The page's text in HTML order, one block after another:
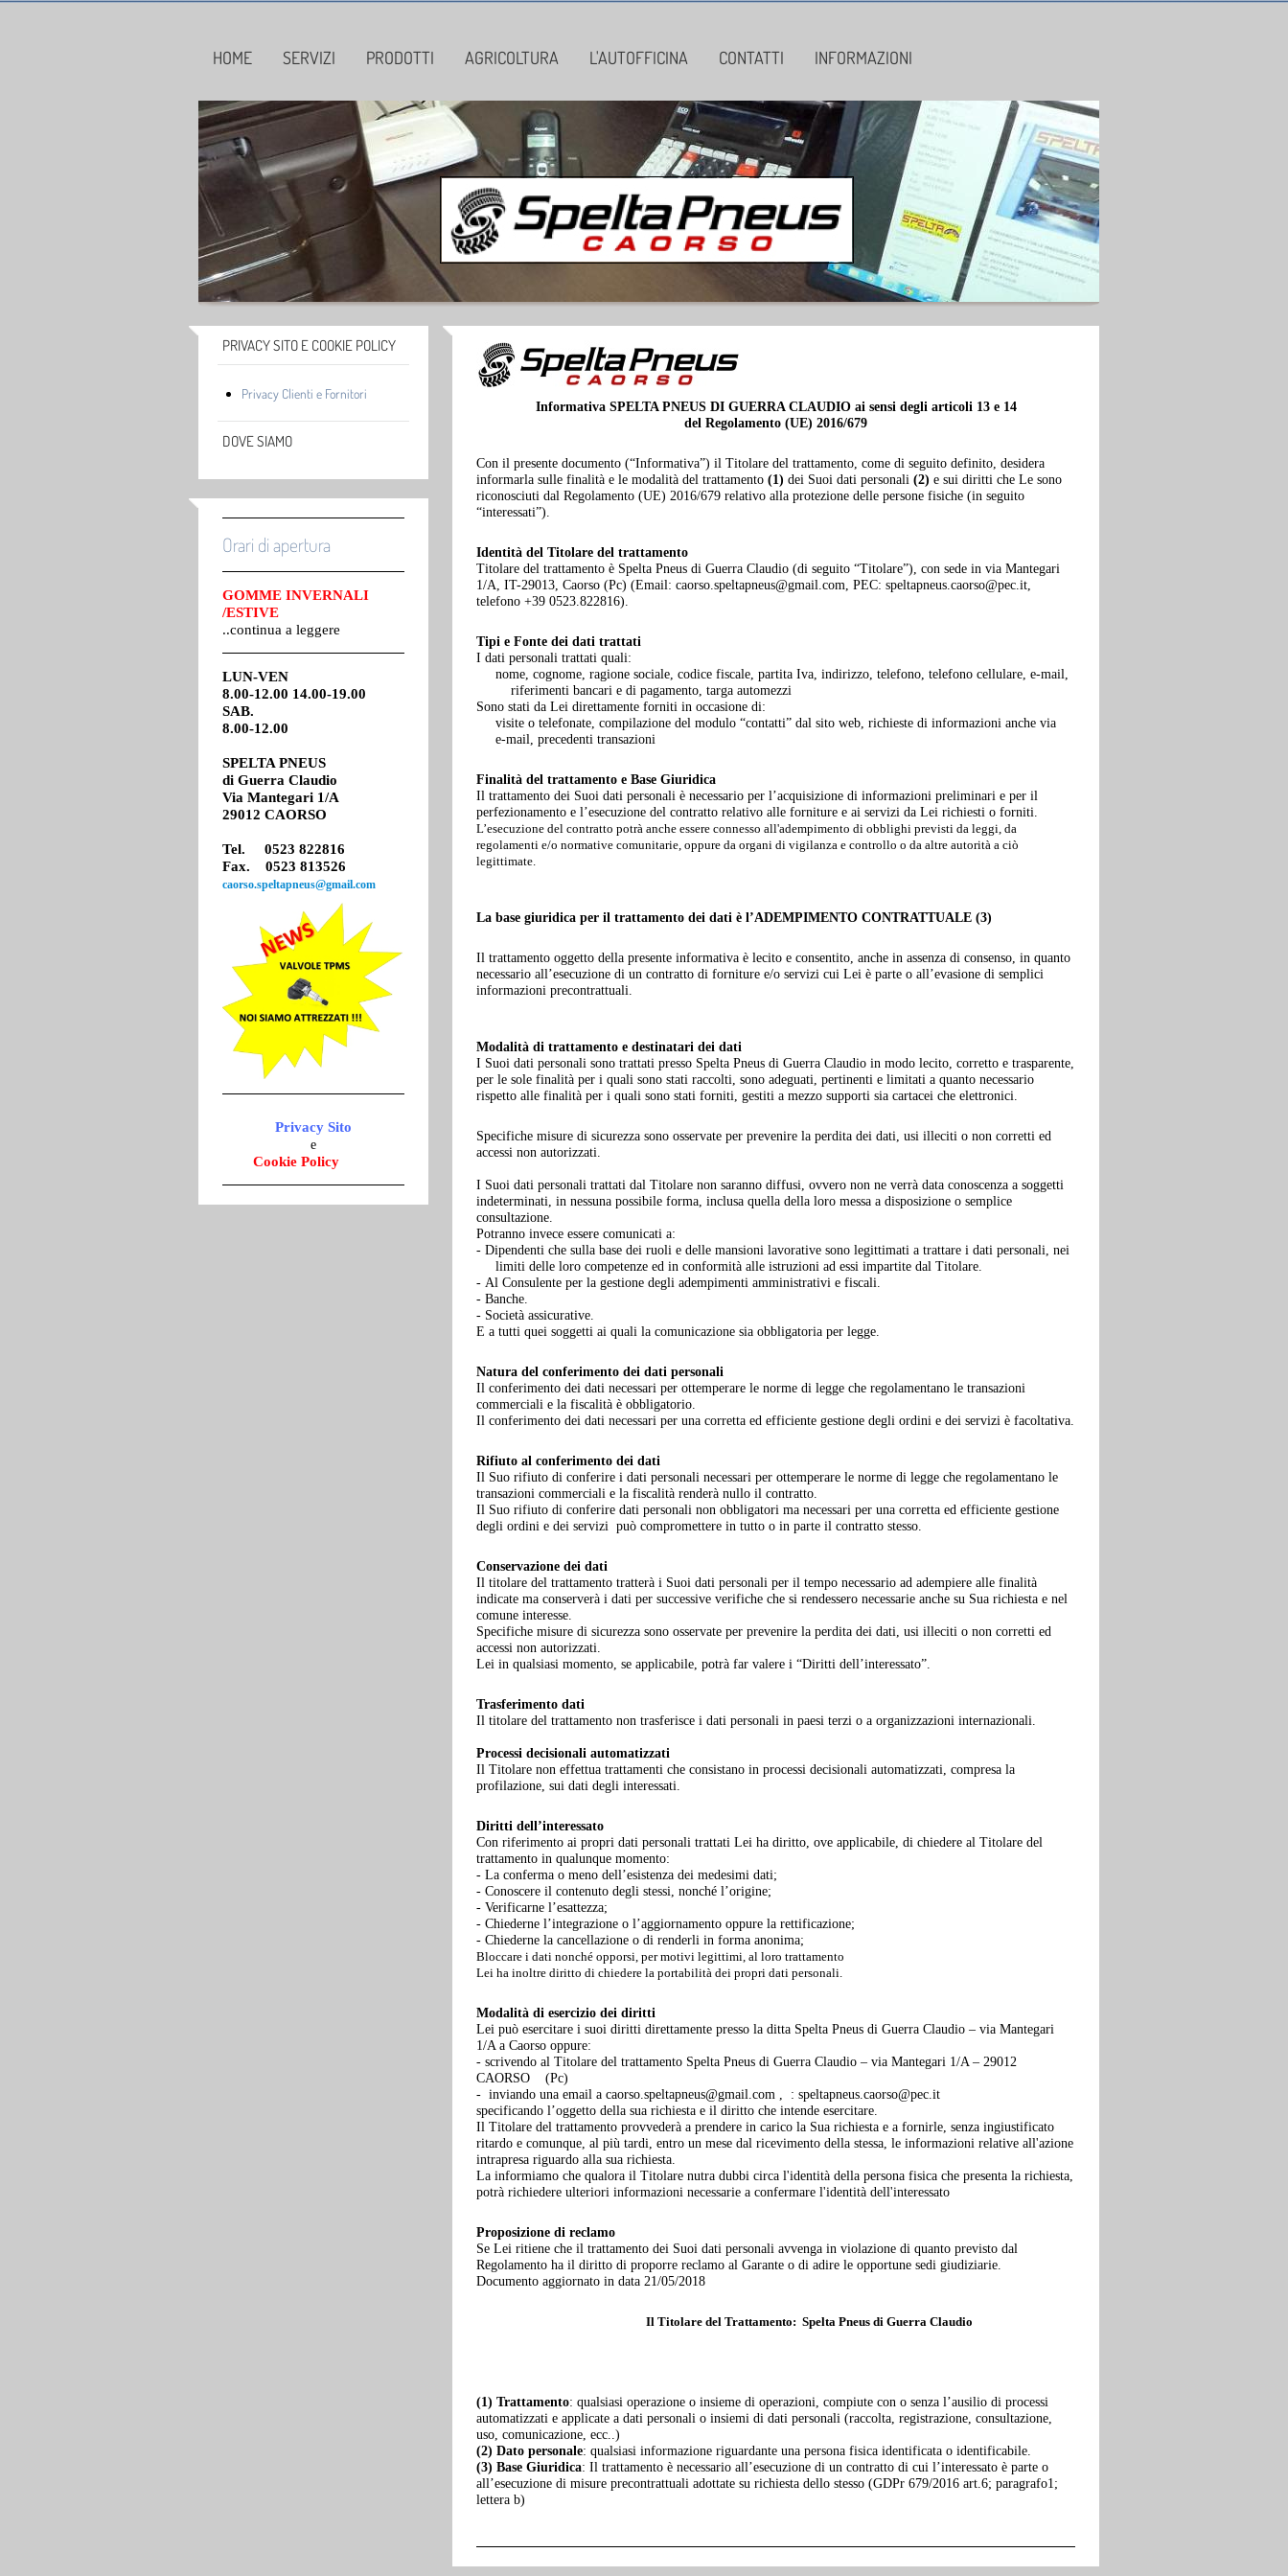
HOME SERVIZI PRODOTTI AGRICOLTURA L'AUTOFFICINA CONTATTI INFORMAZIONI
PRIVACY SITO E COOKIE POLICY
Privacy Clienti e Fornitori
DOVE SIAMO
Orari di apertura
GOMME INVERNALI
/ESTIVE
..continua a leggere
LUN-VEN
8.00-12.00 14.00-19.00
SAB.
8.00-12.00
SPELTA PNEUS
di Guerra Claudio
Via Mantegari 1/A
29012 CAORSO
Tel. 0523 822816
Fax. 0523 813526
caorso.speltapneus@gmail.com
Privacy Sito
e
Cookie Policy
Informativa SPELTA PNEUS DI GUERRA CLAUDIO ai sensi degli articoli 13 e 14
del Regolamento (UE) 2016/679
Con il presente documento (“Informativa”) il Titolare del trattamento, come di seguito definito, desidera
informarla sulle finalità e le modalità del trattamento (1) dei Suoi dati personali (2) e sui diritti che Le sono
riconosciuti dal Regolamento (UE) 2016/679 relativo alla protezione delle persone fisiche (in seguito
“interessati”).
Identità del Titolare del trattamento
Titolare del trattamento è Spelta Pneus di Guerra Claudio (di seguito “Titolare”), con sede in via Mantegari
1/A, IT-29013, Caorso (Pc) (Email: caorso.speltapneus@gmail.com, PEC: speltapneus.caorso@pec.it,
telefono +39 0523.822816).
Tipi e Fonte dei dati trattati
I dati personali trattati quali:
nome, cognome, ragione sociale, codice fiscale, partita Iva, indirizzo, telefono, telefono cellulare, e-mail,
riferimenti bancari e di pagamento, targa automezzi
Sono stati da Lei direttamente forniti in occasione di:
visite o telefonate, compilazione del modulo “contatti” dal sito web, richieste di informazioni anche via
e-mail, precedenti transazioni
Finalità del trattamento e Base Giuridica
Il trattamento dei Suoi dati personali è necessario per l’acquisizione di informazioni preliminari e per il
perfezionamento e l’esecuzione del contratto relativo alle forniture e ai servizi da Lei richiesti o forniti.
L’esecuzione del contratto potrà anche essere connesso all'adempimento di obblighi previsti da leggi, da
regolamenti e/o normative comunitarie, oppure da organi di vigilanza e controllo o da altre autorità a ciò
legittimate.
La base giuridica per il trattamento dei dati è l’ADEMPIMENTO CONTRATTUALE (3)
Il trattamento oggetto della presente informativa è lecito e consentito, anche in assenza di consenso, in quanto
necessario all’esecuzione di un contratto di forniture e/o servizi cui Lei è parte o all’evasione di semplici
informazioni precontrattuali.
Modalità di trattamento e destinatari dei dati
I Suoi dati personali sono trattati presso Spelta Pneus di Guerra Claudio in modo lecito, corretto e trasparente,
per le sole finalità per i quali sono stati raccolti, sono adeguati, pertinenti e limitati a quanto necessario
rispetto alle finalità per i quali sono stati forniti, gestiti a mezzo supporti sia cartacei che elettronici.
Specifiche misure di sicurezza sono osservate per prevenire la perdita dei dati, usi illeciti o non corretti ed
accessi non autorizzati.
I Suoi dati personali trattati dal Titolare non saranno diffusi, ovvero non ne verrà data conoscenza a soggetti
indeterminati, in nessuna possibile forma, inclusa quella della loro messa a disposizione o semplice
consultazione.
Potranno invece essere comunicati a:
- Dipendenti che sulla base dei ruoli e delle mansioni lavorative sono legittimati a trattare i dati personali, nei
limiti delle loro competenze ed in conformità alle istruzioni ad essi impartite dal Titolare.
- Al Consulente per la gestione degli adempimenti amministrativi e fiscali.
- Banche.
- Società assicurative.
E a tutti quei soggetti ai quali la comunicazione sia obbligatoria per legge.
Natura del conferimento dei dati personali
Il conferimento dei dati necessari per ottemperare le norme di legge che regolamentano le transazioni
commerciali e la fiscalità è obbligatorio.
Il conferimento dei dati necessari per una corretta ed efficiente gestione degli ordini e dei servizi è facoltativa.
Rifiuto al conferimento dei dati
Il Suo rifiuto di conferire i dati personali necessari per ottemperare le norme di legge che regolamentano le
transazioni commerciali e la fiscalità renderà nullo il contratto.
Il Suo rifiuto di conferire dati personali non obbligatori ma necessari per una corretta ed efficiente gestione
degli ordini e dei servizi può compromettere in tutto o in parte il contratto stesso.
Conservazione dei dati
Il titolare del trattamento tratterà i Suoi dati personali per il tempo necessario ad adempiere alle finalità
indicate ma conserverà i dati per successive verifiche che si rendessero necessarie anche su Sua richiesta e nel
comune interesse.
Specifiche misure di sicurezza sono osservate per prevenire la perdita dei dati, usi illeciti o non corretti ed
accessi non autorizzati.
Lei in qualsiasi momento, se applicabile, potrà far valere i “Diritti dell’interessato”.
Trasferimento dati
Il titolare del trattamento non trasferisce i dati personali in paesi terzi o a organizzazioni internazionali.
Processi decisionali automatizzati
Il Titolare non effettua trattamenti che consistano in processi decisionali automatizzati, compresa la
profilazione, sui dati degli interessati.
Diritti dell’interessato
Con riferimento ai propri dati personali trattati Lei ha diritto, ove applicabile, di chiedere al Titolare del
trattamento in qualunque momento:
- La conferma o meno dell’esistenza dei medesimi dati;
- Conoscere il contenuto degli stessi, nonché l’origine;
- Verificarne l’esattezza;
- Chiederne l’integrazione o l’aggiornamento oppure la rettificazione;
- Chiederne la cancellazione o di renderli in forma anonima;
Bloccare i dati nonché opporsi, per motivi legittimi, al loro trattamento
Lei ha inoltre diritto di chiedere la portabilità dei propri dati personali.
Modalità di esercizio dei diritti
Lei può esercitare i suoi diritti direttamente presso la ditta Spelta Pneus di Guerra Claudio – via Mantegari
1/A a Caorso oppure:
- scrivendo al Titolare del trattamento Spelta Pneus di Guerra Claudio – via Mantegari 1/A – 29012
CAORSO (Pc)
- inviando una email a caorso.speltapneus@gmail.com , : speltapneus.caorso@pec.it
specificando l’oggetto della sua richiesta e il diritto che intende esercitare.
Il Titolare del trattamento provvederà a prendere in carico la Sua richiesta e a fornirle, senza ingiustificato
ritardo e comunque, al più tardi, entro un mese dal ricevimento della stessa, le informazioni relative all'azione
intrapresa riguardo alla sua richiesta.
La informiamo che qualora il Titolare nutra dubbi circa l'identità della persona fisica che presenta la richiesta,
potrà richiedere ulteriori informazioni necessarie a confermare l'identità dell'interessato
Proposizione di reclamo
Se Lei ritiene che il trattamento dei Suoi dati personali avvenga in violazione di quanto previsto dal
Regolamento ha il diritto di proporre reclamo al Garante o di adire le opportune sedi giudiziarie.
Documento aggiornato in data 21/05/2018
Il Titolare del Trattamento: Spelta Pneus di Guerra Claudio
(1) Trattamento: qualsiasi operazione o insieme di operazioni, compiute con o senza l’ausilio di processi
automatizzati e applicate a dati personali o insiemi di dati personali (raccolta, registrazione, consultazione,
uso, comunicazione, ecc..)
(2) Dato personale: qualsiasi informazione riguardante una persona fisica identificata o identificabile.
(3) Base Giuridica: Il trattamento è necessario all’esecuzione di un contratto di cui l’interessato è parte o
all’esecuzione di misure precontrattuali adottate su richiesta dello stesso (GDPr 679/2016 art.6; paragrafo1;
lettera b)